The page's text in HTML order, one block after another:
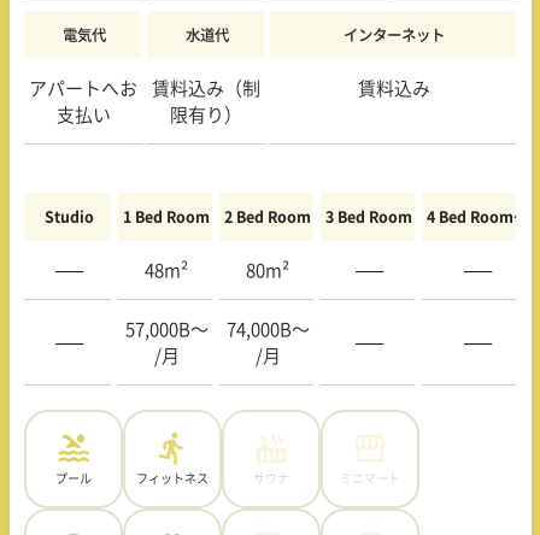
電気代 水道代 インターネット
アパートへお
支払い
賃料込み（制
限有り）
賃料込み
Studio 1 Bed Room 2 Bed Room 3 Bed Room 4 Bed Room〜
—– 48m² 80m² —– —–
—–
57,000B〜
/月
74,000B〜
/月
—– —–
プール フィットネス サウナ ミニマート